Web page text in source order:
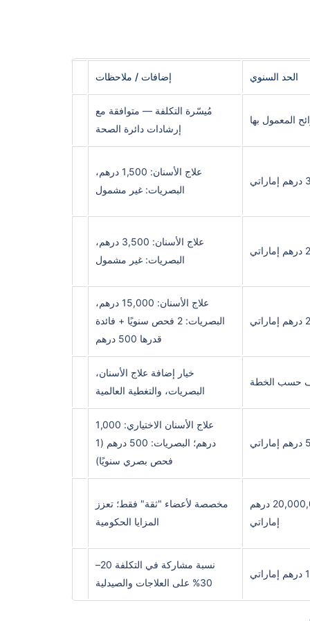
الحد السنوي إضافات / ملاحظات
المعمول بها
مُيسّرة التكلفة — متوافقة مع
إرشادات دائرة الصحة
علاج الأسنان: 1,500 درهم،
البصريات: غير مشمول
علاج الأسنان: 3,500 درهم،
البصريات: غير مشمول
علاج الأسنان: 15,000 درهم،
البصريات: 2 فحص سنويًا + فائدة
قدرها 500 درهم
حسب الخطة
خيار إضافة علاج الأسنان،
البصريات، والتغطية العالمية
علاج الأسنان الاختياري: 1,000
درهم؛ البصريات: 500 درهم (1
فحص بصري سنويًا)
تصل إلى 20,000,000 درهم
إماراتي
مخصصة لأعضاء "ثقة" فقط؛ تعزز
المزايا الحكومية
نسبة مشاركة في التكلفة 20–
30% على العلاجات والصيدلية